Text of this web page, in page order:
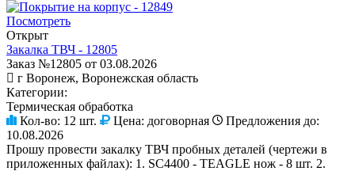
Посмотреть
Открыт
Закалка ТВЧ - 12805
Заказ №12805 от 03.08.2026
г Воронеж, Воронежская область
Категории:
Термическая обработка
Кол-во: 12 шт. Цена: договорная
Предложения до:
10.08.2026
Прошу провести закалку ТВЧ пробных деталей (чертежи в
приложенных файлах): 1. SC4400 - TEAGLE нож - 8 шт. 2.